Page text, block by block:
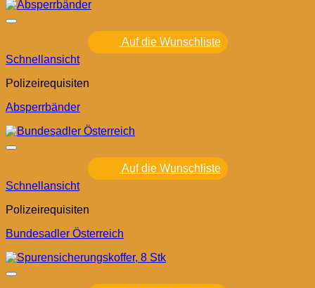
Auf die Wunschliste
Schnellansicht
Polizeirequisiten
Absperrbänder
Auf die Wunschliste
Schnellansicht
Polizeirequisiten
Bundesadler Österreich